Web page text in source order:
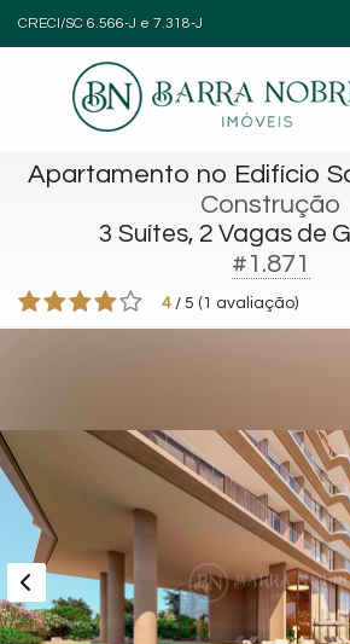
CRECI/SC 6.566-J e 7.318-J
Apartamento no Edifício
Construção
3 Suítes, 2 Vagas de
#1.871
4 / 5 ( 1 avaliação)